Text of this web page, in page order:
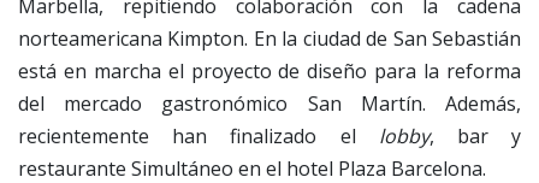
Marbella, repitiendo colaboración con la cadena
norteamericana Kimpton. En la ciudad de San Sebastián
está en marcha el proyecto de diseño para la reforma
del mercado gastronómico San Martín. Además,
recientemente han finalizado el lobby, bar y
restaurante Simultáneo en el hotel Plaza Barcelona.